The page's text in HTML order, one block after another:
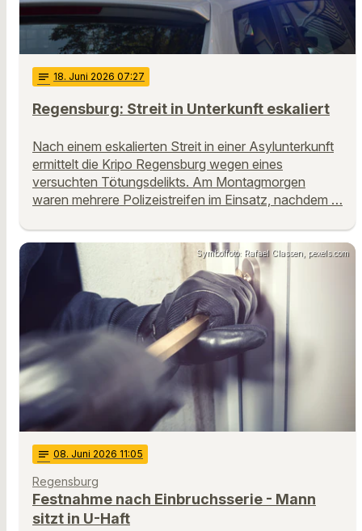
notes 18. Juni 2026 07:27
Regensburg: Streit in Unterkunft eskaliert
Nach einem eskalierten Streit in einer Asylunterkunft
ermittelt die Kripo Regensburg wegen eines
versuchten Tötungsdelikts. Am Montagmorgen
waren mehrere Polizeistreifen im Einsatz, nachdem …
Symbolfoto: Rafael Classen, pexels.com
notes 08. Juni 2026 11:05
Regensburg
Festnahme nach Einbruchsserie - Mann
sitzt in U-Haft